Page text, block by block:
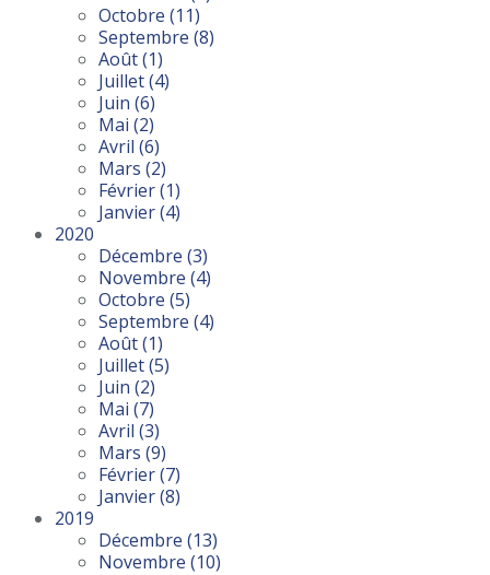
Octobre (11)
Septembre (8)
Août(1)
Juillet(4)
Juin (6)
Mai (2)
Avril (6)
Mars (2)
Février(1)
Janvier(4)
2020
Décembre (3)
Novembre (4)
Octobre (5)
Septembre (4)
Août(1)
Juillet(5)
Juin (2)
Mai (7)
Avril (3)
Mars (9)
Février(7)
Janvier(8)
2019
Décembre (13)
Novembre (10)